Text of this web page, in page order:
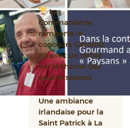
La
Commanderie
remporte le
concours Géronto
95 avec un défilé
sur le thème des
quatre saisons
Une ambiance
irlandaise pour la
Saint Patrick à La